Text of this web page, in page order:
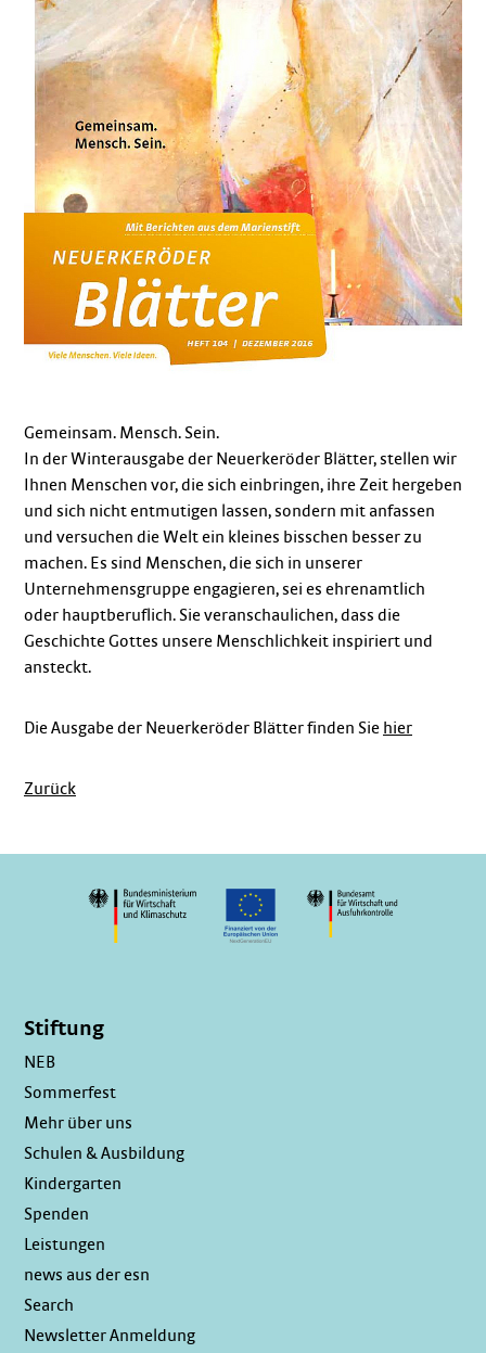
Gemeinsam. Mensch. Sein.
In der Winterausgabe der Neuerkeröder Blätter, stellen wir
Ihnen Menschen vor, die sich einbringen, ihre Zeit hergeben
und sich nicht entmutigen lassen, sondern mit anfassen
und versuchen die Welt ein kleines bisschen besser zu
machen. Es sind Menschen, die sich in unserer
Unternehmensgruppe engagieren, sei es ehrenamtlich
oder hauptberuflich. Sie veranschaulichen, dass die
Geschichte Gottes unsere Menschlichkeit inspiriert und
ansteckt.
Die Ausgabe der Neuerkeröder Blätter finden Sie hier
Zurück
Stiftung
NEB
Sommerfest
Mehr über uns
Schulen & Ausbildung
Kindergarten
Spenden
Leistungen
news aus der esn
Search
Newsletter Anmeldung